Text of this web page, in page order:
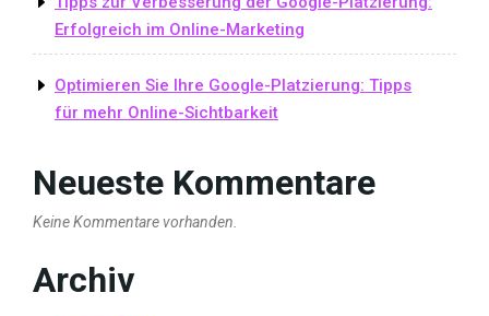
Erfolgreich im Online-Marketing
Optimieren Sie Ihre Google-Platzierung: Tipps
für mehr Online-Sichtbarkeit
Neueste Kommentare
Keine Kommentare vorhanden.
Archiv